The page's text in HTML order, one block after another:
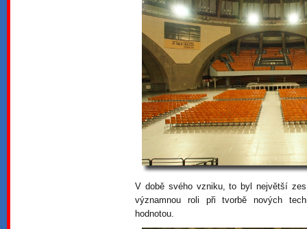
V době svého vzniku, to byl největší
významnou roli při tvorbě nových
hodnotou.